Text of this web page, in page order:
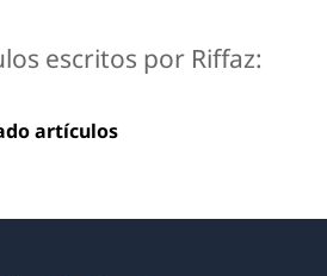
escritos por Riffaz:
artículos